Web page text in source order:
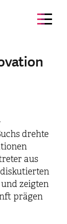
drehte
aus
zeigten
prägen